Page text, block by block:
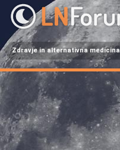
Zdravje in alternativna medicina